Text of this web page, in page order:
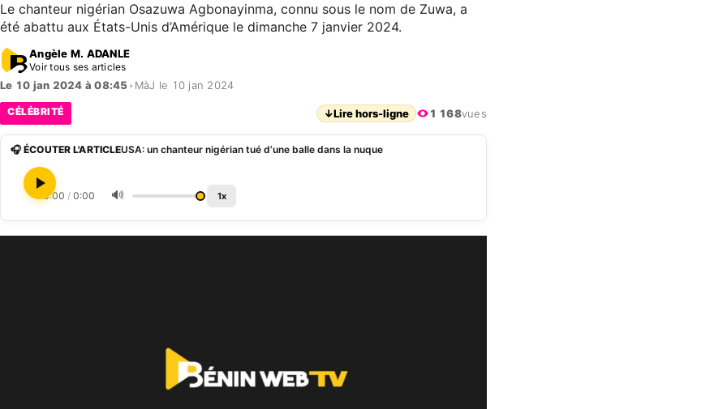
Le chanteur nigérian Osazuwa Agbonayinma, connu sous le nom de Zuwa, a
été abattu aux États-Unis d’Amérique le dimanche 7 janvier 2024.
Angèle M. ADANLE
Voir tous ses articles
Le 10 jan 2024 à 08:45 • MàJ le 10 jan 2024
CÉLÉBRITÉ ↓Lire hors-ligne 1 168vues
🎧 ÉCOUTER L'ARTICLEUSA: un chanteur nigérian tué d’une balle dans la nuque
0:00 / 0:00 🔊 1x